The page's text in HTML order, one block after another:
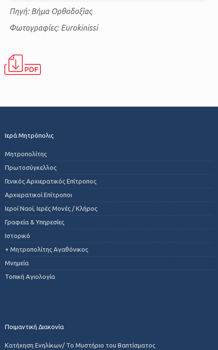
Πηγή: Βήμα Ορθοδοξίας
Φωτογραφίες: Eurokinissi
Ιερά Μητρόπολις
Μητροπολίτης
Πρωτοσύγκελλος
Γενικός Αρχιερατικός Επίτροπος
Αρχιερατικοί Επίτροποι
Ιεροί Ναοί, Ιερές Μονές / Κλήρος
Γραφεία & Υπηρεσίες
Ιστορικό
+ Μητροπολίτης Αγαθόνικος
Μνημεία
Τοπική Αγιολογία
Ποιμαντική Διακονία
Κατήχηση Ενηλίκων/ Το Μυστήριο του Βαπτίσματος